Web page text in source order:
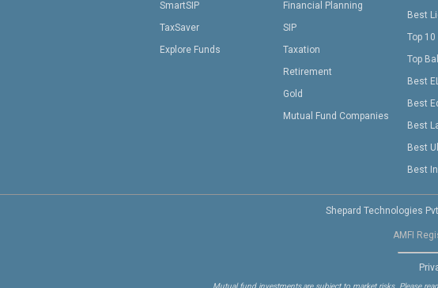
SmartSIP
TaxSaver
Explore Funds
Financial Planning
SIP
Taxation
Retirement
Gold
Mutual Fund Companies
Best
Top
Top
Best
Best
Best
Best
Best
Shepard Technologies
AMFI